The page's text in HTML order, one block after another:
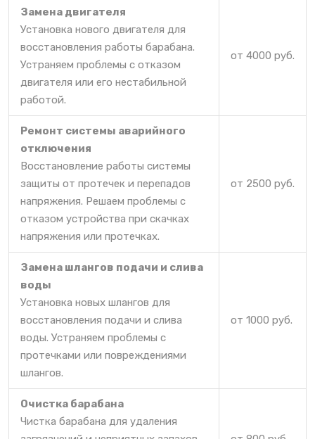
Замена двигателя
Установка нового двигателя для
восстановления работы барабана.
Устраняем проблемы с отказом
двигателя или его нестабильной
работой.
от 4000 руб.
Ремонт системы аварийного
отключения
Восстановление работы системы
защиты от протечек и перепадов
напряжения. Решаем проблемы с
отказом устройства при скачках
напряжения или протечках.
от 2500 руб.
Замена шлангов подачи и слива
воды
Установка новых шлангов для
восстановления подачи и слива
воды. Устраняем проблемы с
протечками или повреждениями
шлангов.
от 1000 руб.
Очистка барабана
Чистка барабана для удаления